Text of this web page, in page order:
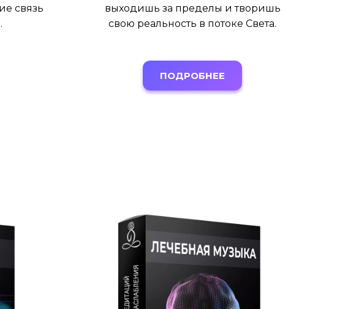
связь
выходишь за пределы и творишь
свою реальность в потоке Света.
ПОДРОБНЕЕ